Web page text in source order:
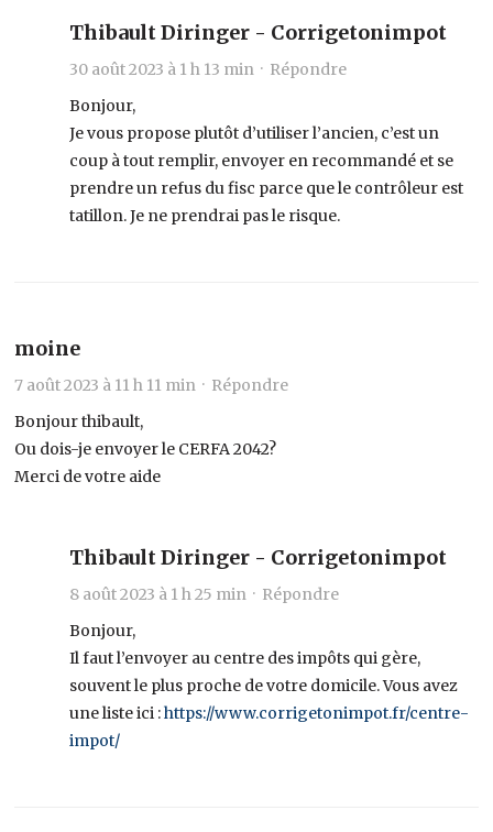
Thibault Diringer - Corrigetonimpot
30 août 2023 à 1 h 13 min · Répondre
Bonjour,
Je vous propose plutôt d’utiliser l’ancien, c’est un
coup à tout remplir, envoyer en recommandé et se
prendre un refus du fisc parce que le contrôleur est
tatillon. Je ne prendrai pas le risque.
moine
7 août 2023 à 11 h 11 min · Répondre
Bonjour thibault,
Ou dois-je envoyer le CERFA 2042?
Merci de votre aide
Thibault Diringer - Corrigetonimpot
8 août 2023 à 1 h 25 min · Répondre
Bonjour,
Il faut l’envoyer au centre des impôts qui gère,
souvent le plus proche de votre domicile. Vous avez
une liste ici :https://www.corrigetonimpot.fr/centre-
impot/